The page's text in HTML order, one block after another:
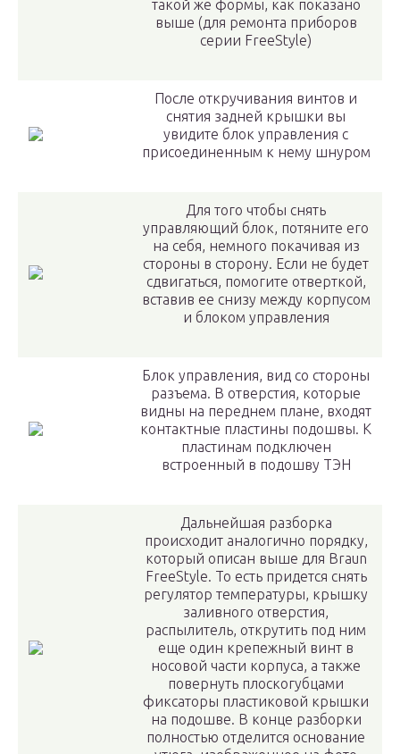
такой же формы, как показано
выше (для ремонта приборов
серии FreeStyle)
После откручивания винтов и
снятия задней крышки вы
увидите блок управления с
присоединенным к нему шнуром
Для того чтобы снять
управляющий блок, потяните его
на себя, немного покачивая из
стороны в сторону. Если не будет
сдвигаться, помогите отверткой,
вставив ее снизу между корпусом
и блоком управления
Блок управления, вид со стороны
разъема. В отверстия, которые
видны на переднем плане, входят
контактные пластины подошвы. К
пластинам подключен
встроенный в подошву ТЭН
Дальнейшая разборка
происходит аналогично порядку,
который описан выше для Braun
FreeStyle. То есть придется снять
регулятор температуры, крышку
заливного отверстия,
распылитель, открутить под ним
еще один крепежный винт в
носовой части корпуса, а также
повернуть плоскогубцами
фиксаторы пластиковой крышки
на подошве. В конце разборки
полностью отделится основание